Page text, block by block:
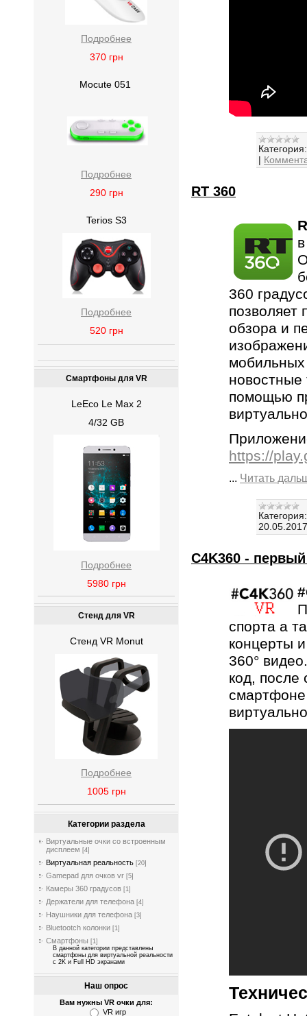
Подробнее
370 грн
Mocute 051
Подробнее
290 грн
Terios S3
Подробнее
520 грн
Смартфоны для VR
LeEco Le Max 2
4/32 GB
Подробнее
5980 грн
Стенд для VR
Стенд VR Monut
Подробнее
1005 грн
Категории раздела
Виртуальные очки со встроенным
дисплеем [4]
Виртуальная реальность [20]
Gamepad для очков vr [5]
Камеры 360 градусов [1]
Держатели для телефона [4]
Наушники для телефона [3]
Bluetootch колонки [1]
Смартфоны [1]
В данной категории представлены
смартфоны для виртуальной реальности
с 2K и Full HD экранами
Наш опрос
Вам нужны VR очки для:
VR игр
Категория:
|
RT 360
360
позволяет
обзора и
новостные
помощью
https://
... Читать
Категория:
20.05.2017
C4K360 -
спорта а
концерты
360°
код, после